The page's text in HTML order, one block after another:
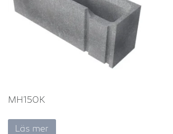
MH150K
Läs mer